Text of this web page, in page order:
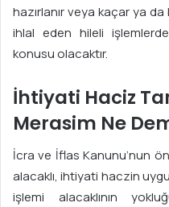
hazırlanır veya kaçar ya da
ihlal eden hileli
konusu olacaktır.
İhtiyati Haciz
Merasim Ne
İcra ve İflas Kanunu’nun
alacaklı, ihtiyati haczin
işlemi alacaklının